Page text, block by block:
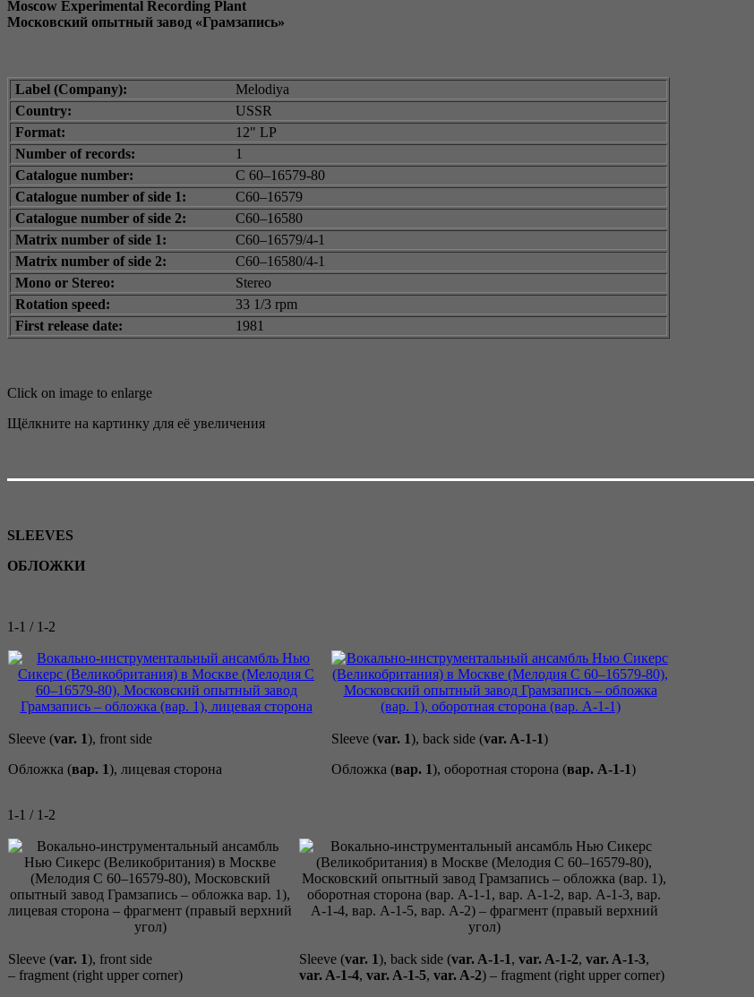
Moscow Experimental Recording Plant
Московский опытный завод «Грамзапись»
Label (Company):
Melodiya
Country:
USSR
Format:
12" LP
Number of records:
1
Catalogue number:
С 60–16579-80
Catalogue number of side 1:
С60–16579
Catalogue number of side 2:
С60–16580
Matrix number of side 1:
С60–16579/4-1
Matrix number of side 2:
С60–16580/4-1
Mono or Stereo:
Stereo
Rotation speed:
33 1/3 rpm
First release date:
1981
Click on image to enlarge
Щёлкните на картинку для её увеличения
SLEEVES
ОБЛОЖКИ
1-1 / 1-2
Sleeve (var. 1), front side
Обложка (вар. 1), лицевая сторона
Sleeve (var. 1), back side (var. A-1-1)
Обложка (вар. 1), оборотная сторона (вар. A-1-1)
1-1 / 1-2
Sleeve (var. 1), front side
– fragment (right upper corner)
Sleeve (var. 1), back side (var. A-1-1, var. A-1-2, var. A-1-3,
var. A-1-4, var. A-1-5, var. A-2) – fragment (right upper corner)